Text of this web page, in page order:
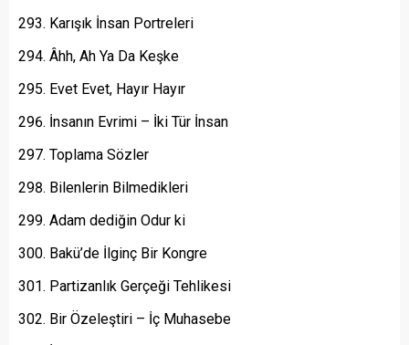
Karışık İnsan Portreleri
Âhh, Ah Ya Da Keşke
Evet Evet, Hayır Hayır
İnsanın Evrimi – İki Tür İnsan
Toplama Sözler
Bilenlerin Bilmedikleri
Adam dediğin Odur ki
Bakü’de İlginç Bir Kongre
Partizanlık Gerçeği Tehlikesi
Bir Özeleştiri – İç Muhasebe